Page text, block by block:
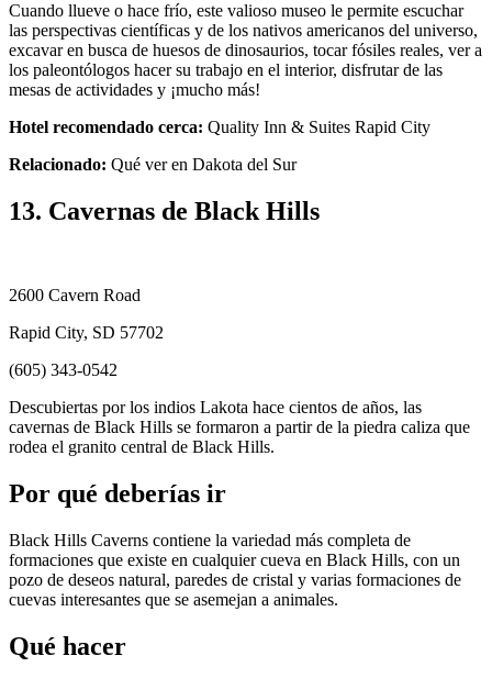
Cuando llueve o hace frío, este valioso museo le permite escuchar
las perspectivas científicas y de los nativos americanos del universo,
excavar en busca de huesos de dinosaurios, tocar fósiles reales, ver a
los paleontólogos hacer su trabajo en el interior, disfrutar de las
mesas de actividades y ¡mucho más!
Hotel recomendado cerca: Quality Inn & Suites Rapid City
Relacionado: Qué ver en Dakota del Sur
13. Cavernas de Black Hills
2600 Cavern Road
Rapid City, SD 57702
(605) 343-0542
Descubiertas por los indios Lakota hace cientos de años, las
cavernas de Black Hills se formaron a partir de la piedra caliza que
rodea el granito central de Black Hills.
Por qué deberías ir
Black Hills Caverns contiene la variedad más completa de
formaciones que existe en cualquier cueva en Black Hills, con un
pozo de deseos natural, paredes de cristal y varias formaciones de
cuevas interesantes que se asemejan a animales.
Qué hacer